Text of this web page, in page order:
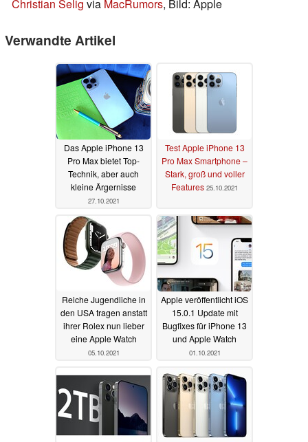
Christian Selig via MacRumors, Bild: Apple
Verwandte Artikel
Das Apple iPhone 13
Pro Max bietet Top-
Technik, aber auch
kleine Ärgernisse
27.10.2021
Test Apple iPhone 13
Pro Max Smartphone –
Stark, groß und voller
Features 25.10.2021
Reiche Jugendliche in
den USA tragen anstatt
ihrer Rolex nun lieber
eine Apple Watch
05.10.2021
Apple veröffentlicht iOS
15.0.1 Update mit
Bugfixes für iPhone 13
und Apple Watch
01.10.2021